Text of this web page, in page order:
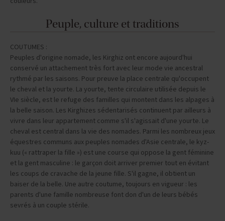
Peuple, culture et traditions
COUTUMES :
Peuples d'origine nomade, les Kirghiz ont encore aujourd'hui
conservé un attachement très fort avec leur mode vie ancestral
rythmé par les saisons. Pour preuve la place centrale qu'occupent
le cheval et la yourte. La yourte, tente circulaire utilisée depuis le
VIe siècle, est le refuge des familles qui montent dans les alpages à
la belle saison. Les Kirghizes sédentarisés continuent par ailleurs à
vivre dans leur appartement comme s'il s'agissait d'une yourte. Le
cheval est central dans la vie des nomades. Parmi les nombreux jeux
équestres communs aux peuples nomades d'Asie centrale, le kyz-
kuu (« rattraper la fille ») est une course qui oppose la gent féminine
et la gent masculine : le garçon doit arriver premier tout en évitant
les coups de cravache de la jeune fille. S'il gagne, il obtient un
baiser de la belle. Une autre coutume, toujours en vigueur : les
parents d'une famille nombreuse font don d'un de leurs bébés
sevrés à un couple stérile.